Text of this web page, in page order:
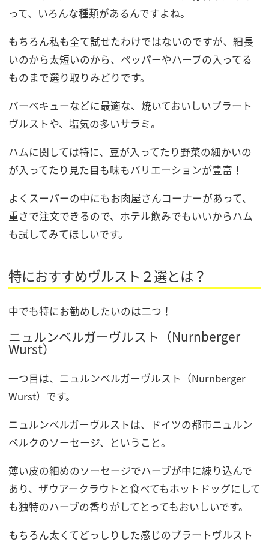
って、いろんな種類があるんですよね。
もちろん私も全て試せたわけではないのですが、細長
いのから太短いのから、ペッパーやハーブの入ってる
ものまで選り取りみどりです。
バーベキューなどに最適な、焼いておいしいブラート
ヴルストや、塩気の多いサラミ。
ハムに関しては特に、豆が入ってたり野菜の細かいの
が入ってたり見た目も味もバリエーションが豊富！
よくスーパーの中にもお肉屋さんコーナーがあって、
重さで注文できるので、ホテル飲みでもいいからハム
も試してみてほしいです。
特におすすめヴルスト２選とは？
中でも特にお勧めしたいのは二つ！
ニュルンベルガーヴルスト（Nurnberger
Wurst）
一つ目は、ニュルンベルガーヴルスト（Nurnberger
Wurst）です。
ニュルンベルガーヴルストは、ドイツの都市ニュルン
ベルクのソーセージ、ということ。
薄い皮の細めのソーセージでハーブが中に練り込んで
あり、ザウアークラウトと食べてもホットドッグにして
も独特のハーブの香りがしてとってもおいしいです。
もちろん太くてどっしりした感じのブラートヴルスト